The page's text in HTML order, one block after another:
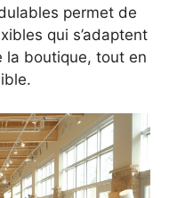
permet de
qui s’adaptent
la boutique, tout en